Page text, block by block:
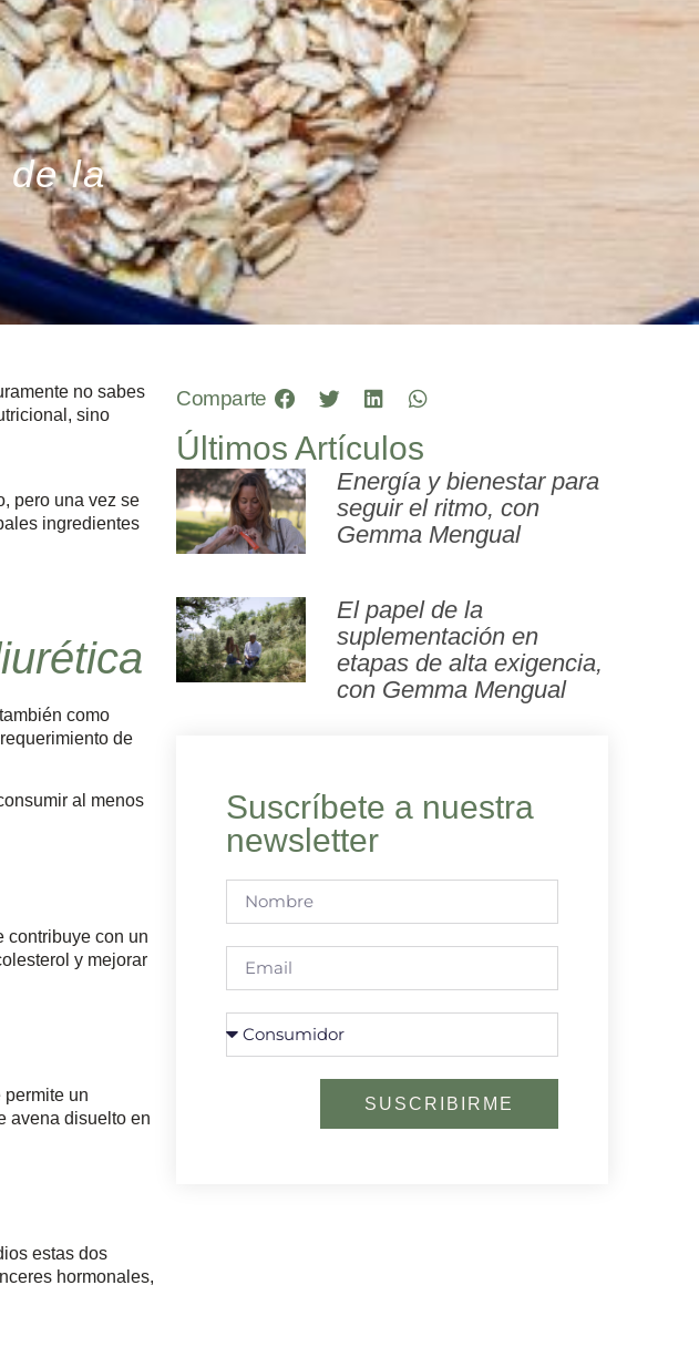
de la
no sabes
sino
pero una vez se
ingredientes
como
de
al menos
contribuye con un
y mejorar
permite un
avena disuelto en
estas dos
hormonales,
Comparte
Últimos Artículos
Energía y bienestar para
seguir el ritmo, con
Gemma Mengual
El papel de la
suplementación en
etapas de alta exigencia,
con Gemma Mengual
Suscríbete a nuestra
newsletter
SUSCRIBIRME